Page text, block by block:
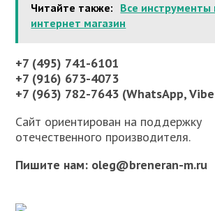
Читайте также: Все инструменты
интернет магазин
+7 (495) 741-6101
+7 (916) 673-4073
+7 (963) 782-7643 (WhatsApp,
Сайт ориентирован на поддержку
отечественного производителя.
Пишите нам: oleg@breneran-m.ru